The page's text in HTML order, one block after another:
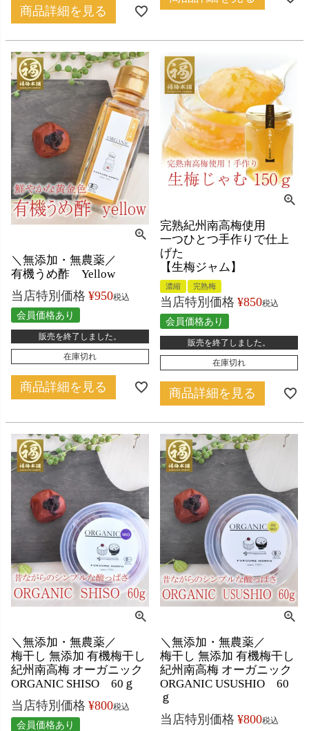
商品詳細を見る
＼無添加・無農薬／
有機うめ酢 Yellow
当店特別価格 ¥950税込
会員価格あり
販売を終了しました。
在庫切れ
商品詳細を見る
完熟紀州南高梅使用
一つひとつ手作りで仕上
げた
【生梅ジャム】
濃縮 完熟梅
当店特別価格 ¥850税込
会員価格あり
販売を終了しました。
在庫切れ
商品詳細を見る
＼無添加・無農薬／
梅干し 無添加 有機梅干し
紀州南高梅 オーガニック
ORGANIC SHISO 60ｇ
当店特別価格 ¥800税込
会員価格あり
＼無添加・無農薬／
梅干し 無添加 有機梅干し
紀州南高梅 オーガニック
ORGANIC USUSHIO 60
ｇ
当店特別価格 ¥800税込